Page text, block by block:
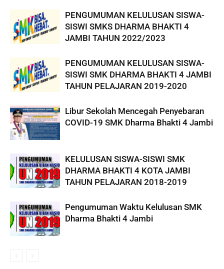
PENGUMUMAN KELULUSAN SISWA-
SISWI SMKS DHARMA BHAKTI 4
JAMBI TAHUN 2022/2023
PENGUMUMAN KELULUSAN SISWA-
SISWI SMK DHARMA BHAKTI 4 JAMBI
TAHUN PELAJARAN 2019-2020
Libur Sekolah Mencegah Penyebaran
COVID-19 SMK Dharma Bhakti 4 Jambi
KELULUSAN SISWA-SISWI SMK
DHARMA BHAKTI 4 KOTA JAMBI
TAHUN PELAJARAN 2018-2019
Pengumuman Waktu Kelulusan SMK
Dharma Bhakti 4 Jambi